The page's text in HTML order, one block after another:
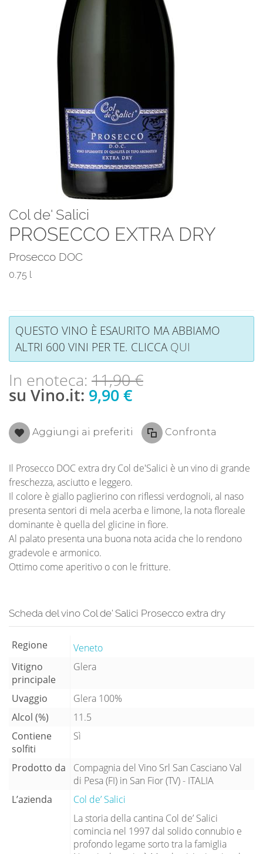
Col de' Salici
PROSECCO EXTRA DRY
Prosecco DOC
0.75 l
QUESTO VINO È ESAURITO MA ABBIAMO
ALTRI 600 VINI PER TE. CLICCAQUI
In enoteca: 11,90 €
su Vino.it: 9,90 €
Aggiungi ai preferiti Confronta
Il Prosecco DOC extra dry Col de'Salici è un vino di grande
freschezza, asciutto e leggero.
Il colore è giallo paglierino con riflessi verdognoli, al naso
presenta sentori di mela acerba e limone, la nota floreale
dominante è quella del glicine in fiore.
Al palato presenta una buona nota acida che lo rendono
gradevole e armonico.
Ottimo come aperitivo o con le fritture.
Scheda del vino Col de' Salici Prosecco extra dry
Regione
Veneto
Vitigno
principale
Glera
Uvaggio
Glera 100%
Alcol (%)
11.5
Contiene
solfiti
Sì
Prodotto da
Compagnia del Vino Srl San Casciano Val
di Pesa (FI) in San Fior (TV) - ITALIA
L’azienda
Col de’ Salici
La storia della cantina Col de’ Salici
comincia nel 1997 dal solido connubio e
profondo legame sorto tra la famiglia